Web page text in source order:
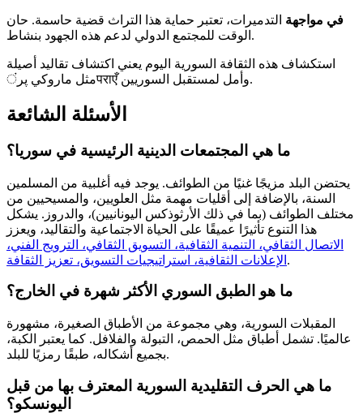
في مواجهة التدميرات، تعتبر حماية هذا التراث قضية حاسمة. حان
الوقت للمجتمع الدولي لدعم هذه الجهود بنشاط.
استكشاف هذه الثقافة السورية اليوم يعني اكتشاف تقاليد أصيلة
مثل ماروكي پرंपराएँ وأمل لمستقبل السوريين.
الأسئلة الشائعة
ما هي المجتمعات الدينية الرئيسية في سوريا؟
يحتضن البلد مزيجًا غنيًا من الطوائف. يوجد فيه أغلبية من المسلمين
السنة، بالإضافة إلى أقليات مهمة مثل العلويين، والمسيحيين من
مختلف الطوائف (بما في ذلك الأرثوذكس اليونانيين)، والدروز. يشكل
هذا التنوع تأثيرًا عميقًا على الحياة الاجتماعية والتقاليد، ويعزز
الاتصال الثقافي، التنمية الثقافية، التسويق الثقافي، الترويج الفني،
الإعلانات الثقافية، استراتيجيات التسويق، تعزيز الثقافة .
ما هو الطبق السوري الأكثر شهرة في الخارج؟
المقبلات السورية، وهي مجموعة من الأطباق الصغيرة، مشهورة
عالميًا. تشمل أطباق مثل الحمص، التبولة والفلافل. كما يعتبر الكبة،
بجميع أشكاله، طبقًا رمزيًا للبلد.
ما هي الحرف التقليدية السورية المعترف بها من قبل
اليونسكو؟